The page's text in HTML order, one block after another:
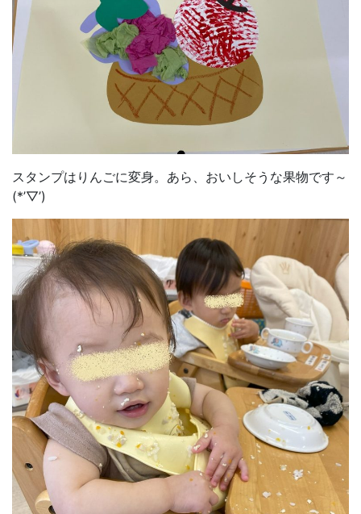
スタンプはりんごに変身。あら、おいしそうな果物です～
(*’▽’)